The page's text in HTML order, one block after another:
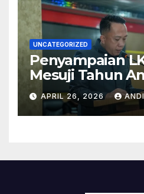
UNCATEGORIZED
Penyampaian
Mesuji Tahun
Digelar dalam
Paripurna DPRD
APRIL 26, 2026